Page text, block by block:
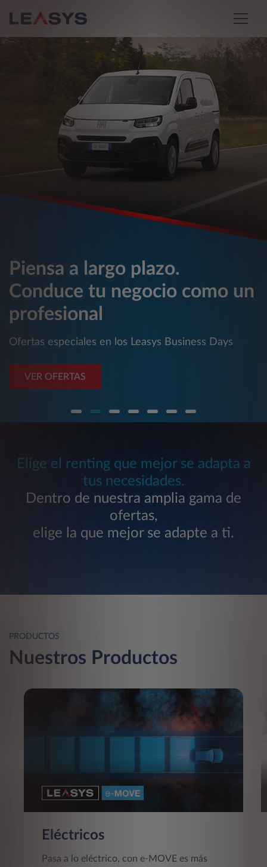
Piensa a largo plazo.
Conduce tu negocio como un
profesional
Ofertas especiales en los Leasys Business Days
VER OFERTAS
Elige el renting que mejor se adapta a
tus necesidades.
Dentro de nuestra amplia gama de
ofertas,
elige la que mejor se adapte a ti.
PRODUCTOS
Nuestros Productos
Eléctricos
Pasa a lo eléctrico, con e-MOVE es más